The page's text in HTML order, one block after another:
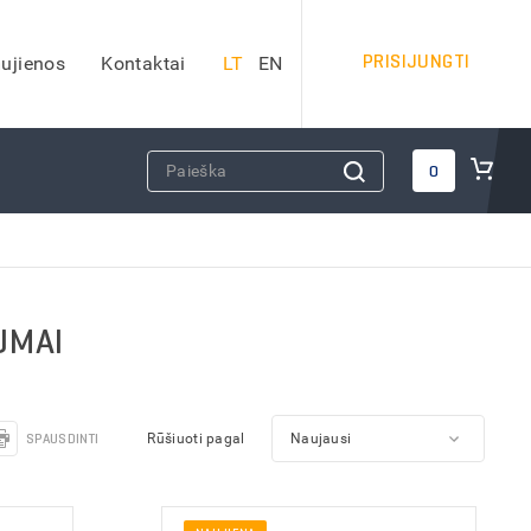
PRISIJUNGTI
LT EN
Kontaktai
DARBO SAUGOS PRIEMONĖS
Veido apsauga
Antkeliai darbui
Vaistinėlės
Kitos darbo saugos priemonės
0
SPAUSDINTI Rūšiuoti pagal